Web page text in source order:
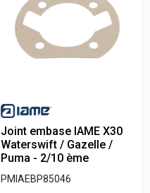
Joint embase IAME X30
Waterswift / Gazelle /
Puma - 2/10 ème
PMIAEBP85046